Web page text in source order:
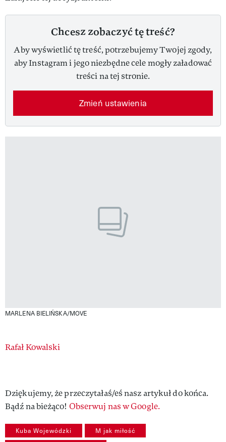
Chcesz zobaczyć tę treść?
Aby wyświetlić tę treść, potrzebujemy Twojej zgody,
aby Instagram i jego niezbędne cele mogły załadować
treści na tej stronie.
Zmień ustawienia
MARLENA BIELIŃSKA/MOVE
Authors
Rafał Kowalski
Dziękujemy, że przeczytałaś/eś nasz artykuł do końca.
Bądź na bieżąco! Obserwuj nas w Google.
Kuba Wojewódzki M jak miłość